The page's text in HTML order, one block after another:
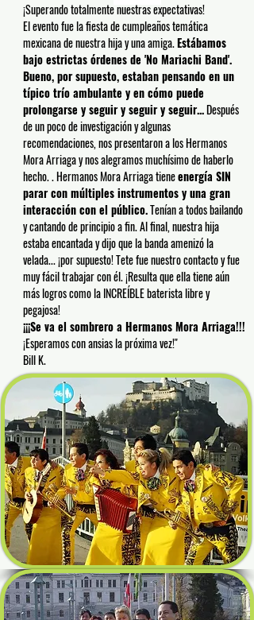
¡Superando totalmente nuestras expectativas!
El evento fue la fiesta de cumpleaños temática
mexicana de nuestra hija y una amiga.Estábamos
bajo estrictas órdenes de 'No Mariachi Band'.
Bueno, por supuesto, estaban pensando en un
típico trío ambulante y en cómo puede
prolongarse y seguir y seguir y seguir...Después
de un poco de investigación y algunas
recomendaciones, nos presentaron a los Hermanos
Mora Arriaga y nos alegramos muchísimo de haberlo
hecho. . Hermanos Mora Arriaga tieneenergía SIN
parar con múltiples instrumentos y una gran
interacción con el público.Tenían a todos bailando
y cantando de principio a fin. Al final, nuestra hija
estaba encantada y dijo que la banda amenizó la
velada... ¡por supuesto! Tete fue nuestro contacto y fue
muy fácil trabajar con él. ¡Resulta que ella tiene aún
más logros como la INCREÍBLE baterista libre y
pegajosa!
¡¡¡Se va el sombrero a Hermanos Mora Arriaga!!!
¡Esperamos con ansias la próxima vez!"
Bill K.